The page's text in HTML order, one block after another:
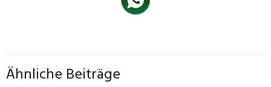
Ähnliche Beiträge